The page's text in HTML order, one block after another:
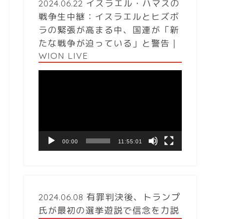
2024.06.22 イスラエル・ハマスの
戦争生中継：イスラエルとヒズボ
ラの緊張が高まる中、国連が「新
たな戦争が迫っている」と警告｜
WION LIVE
ヤ
00:00 11:55:01
2024.06.08 有罪判決後、トランプ
氏が最初の選挙遊説で信念を力説